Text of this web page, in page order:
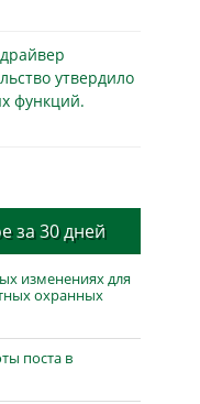
утвердило
функций.
за 30 дней
изменениях для
охранных
поста в